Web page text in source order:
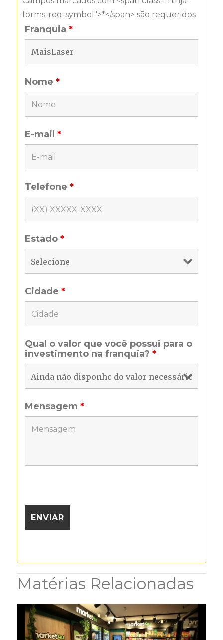
forms-req-symbol">*</span> são requeridos
Franquia*
Nome*
E-mail*
Telefone*
Estado*
Cidade*
Qual o valor que você possui para o
investimento na franquia?*
Mensagem*
Matérias Relacionadas